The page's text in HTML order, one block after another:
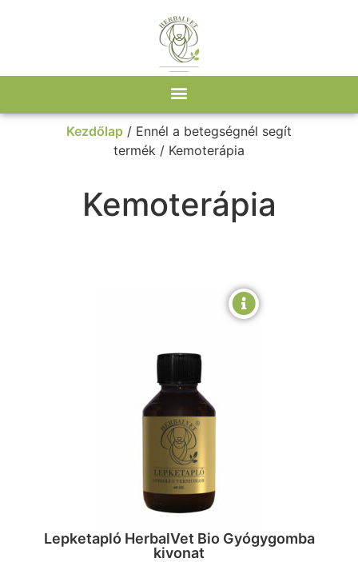
Kezdőlap / Ennél a betegségnél segít
termék / Kemoterápia
Kemoterápia
Lepketapló HerbalVet Bio Gyógygomba
kivonat